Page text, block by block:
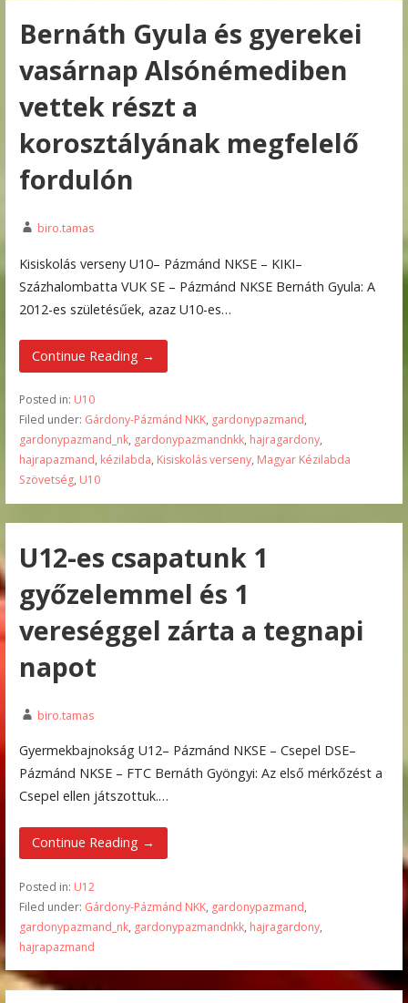
Bernáth Gyula és gyerekei
vasárnap Alsónémediben
vettek részt a
korosztályának megfelelő
fordulón
biro.tamas
Kisiskolás verseny U10– Pázmánd NKSE – KIKI–
Százhalombatta VUK SE – Pázmánd NKSE Bernáth Gyula: A
2012-es születésűek, azaz U10-es…
Continue Reading →
Posted in: U10
Filed under: Gárdony-Pázmánd NKK, gardonypazmand,
gardonypazmand_nk, gardonypazmandnkk, hajragardony,
hajrapazmand, kézilabda, Kisiskolás verseny, Magyar Kézilabda
Szövetség, U10
U12-es csapatunk 1
győzelemmel és 1
vereséggel zárta a tegnapi
napot
biro.tamas
Gyermekbajnokság U12– Pázmánd NKSE – Csepel DSE–
Pázmánd NKSE – FTC Bernáth Gyöngyi: Az első mérkőzést a
Csepel ellen játszottuk.…
Continue Reading →
Posted in: U12
Filed under: Gárdony-Pázmánd NKK, gardonypazmand,
gardonypazmand_nk, gardonypazmandnkk, hajragardony,
hajrapazmand